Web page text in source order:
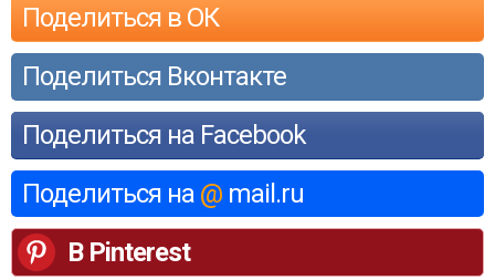
Поделиться в ОК
Поделиться Вконтакте
Поделиться на Facebook
Поделиться на @ mail.ru
В Pinterest